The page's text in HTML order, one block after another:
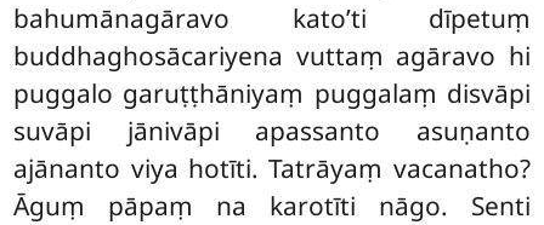
bahumānagāravo kato’ti dīpetuṃ
buddhaghosācariyena vuttaṃ agāravo hi
puggalo garuṭṭhāniyaṃ puggalaṃ disvāpi
suvāpi jānivāpi apassanto asuṇanto
ajānanto viya hotīti. Tatrāyaṃ vacanatho?
Āguṃ pāpaṃ na karotīti nāgo. Senti